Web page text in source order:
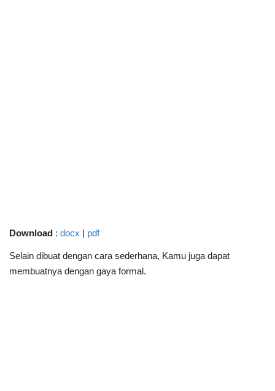
Download : docx | pdf
Selain dibuat dengan cara sederhana, Kamu juga dapat
membuatnya dengan gaya formal.